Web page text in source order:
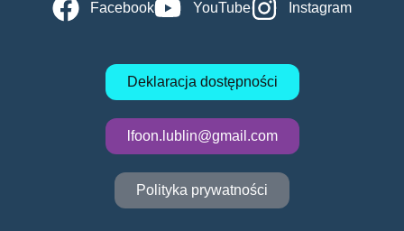
Facebook YouTube Instagram
Deklaracja dostępności
lfoon.lublin@gmail.com
Polityka prywatności